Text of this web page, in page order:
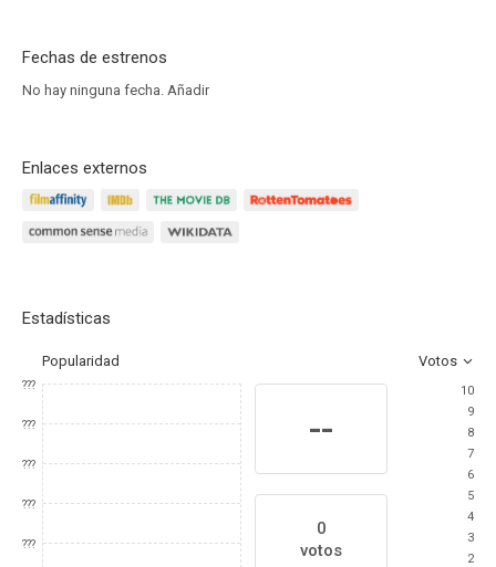
Fechas de estrenos
No hay ninguna fecha. Añadir
Enlaces externos
Estadísticas
Popularidad Votos
???
???
???
???
???
--
0
votos
10
9
8
7
6
5
4
3
2